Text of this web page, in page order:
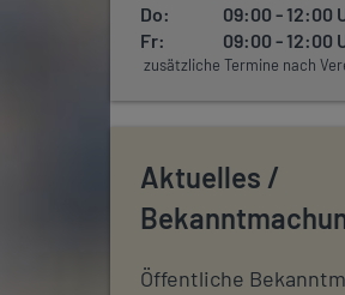
Do:
09:00 - 12:00
Fr:
09:00 - 12:00
zusätzliche Termine nach
Aktuelles /
Öffentliche